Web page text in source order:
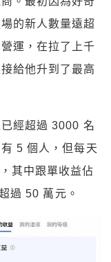
的新人數量遠超
運，在拉了上千
給他升到了最高
經超過 3000 名
5 個人，但每天
其中跟單收益佔
過 50 萬元。